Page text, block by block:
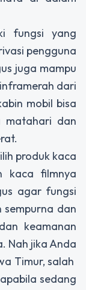
fungsi yang
pengguna
juga mampu
dari
mobil bisa
matahari dan
produk kaca
kaca filmnya
agar fungsi
dan
keamanan
Nah jika Anda
Timur, salah
sedang